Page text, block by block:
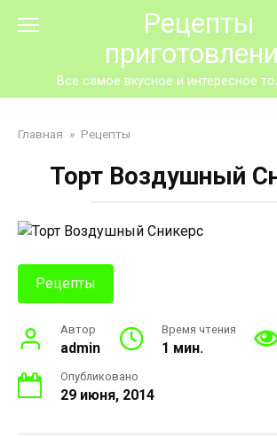
Рецепты
Все самое вкусное и интересное
Главная » Рецепты
Торт Воздушный
Рецепты
Автор
admin
Время чтения
1 мин.
Опубликовано
29 июня, 2014